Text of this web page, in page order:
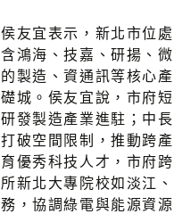
侯友宜表示，新北市位
含鴻海、技嘉、研揚、
的製造、資通訊等核心
礎城。侯友宜說，市府
研發製造產業進駐；中
打破空間限制，推動跨
育優秀科技人才，市府
所新北大專院校如淡江
務，協調綠電與能源資